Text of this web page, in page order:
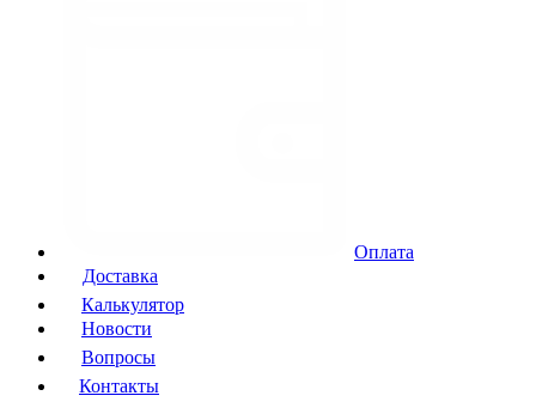
Оплата
Доставка
Калькулятор
Новости
Вопросы
Контакты